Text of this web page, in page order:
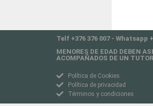
Telf +376 376 007 - Whatsapp
MENORES DE EDAD DEBEN
ACOMPAÑADOS DE UN TUTOR
Política de Cookies
Política de privacidad
Términos y condiciones